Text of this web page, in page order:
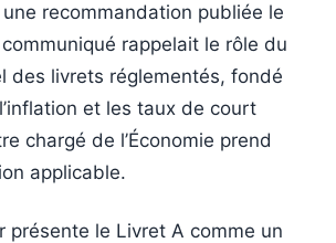
recommandation publiée le
rappelait le rôle du
des livrets réglementés, fondé
et les taux de court
chargé de l’Économie prend
applicable.
présente le Livret A comme un